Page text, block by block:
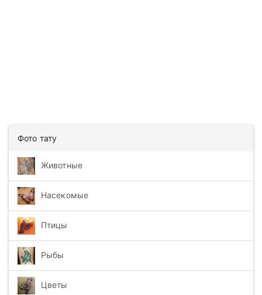
Фото тату
Животные
Насекомые
Птицы
Рыбы
Цветы